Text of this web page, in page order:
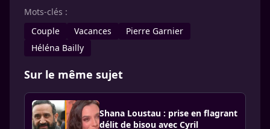
Mots-clés :
Couple
Vacances
Pierre Garnier
Héléna Bailly
Sur le même sujet
Shana Loustau : prise en flagrant
délit de bisou avec Cyril